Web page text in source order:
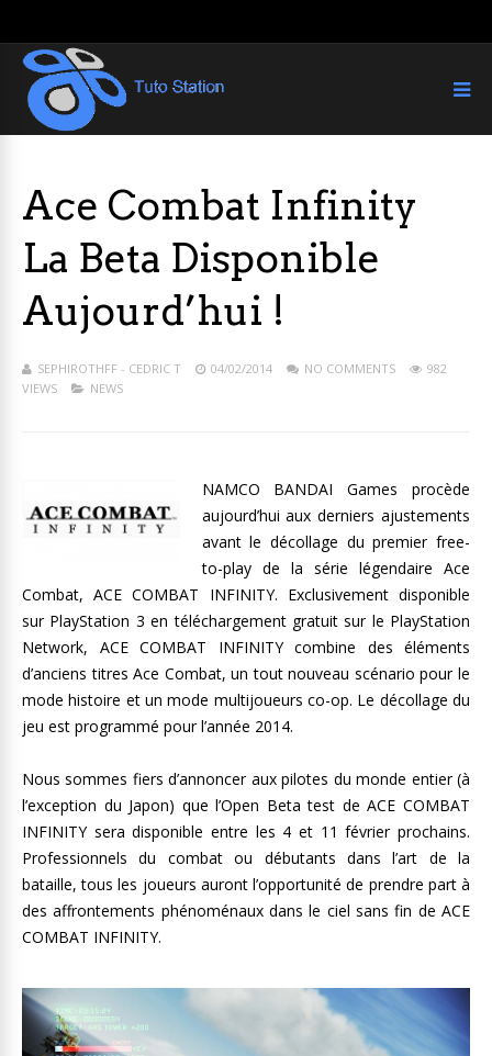
Ace Combat Infinity
La Beta Disponible
Aujourd’hui !
SEPHIROTHFF - CEDRIC T 04/02/2014 NO COMMENTS
982
VIEWS
NEWS
NAMCO BANDAI Games procède
aujourd’hui aux derniers ajustements
avant le décollage du premier free-
to-play de la série légendaire Ace
Combat, ACE COMBAT INFINITY. Exclusivement disponible
sur PlayStation 3 en téléchargement gratuit sur le PlayStation
Network, ACE COMBAT INFINITY combine des éléments
d’anciens titres Ace Combat, un tout nouveau scénario pour le
mode histoire et un mode multijoueurs co-op. Le décollage du
jeu est programmé pour l’année 2014.
Nous sommes fiers d’annoncer aux pilotes du monde entier (à
l’exception du Japon) que l’Open Beta test de ACE COMBAT
INFINITY sera disponible entre les 4 et 11 février prochains.
Professionnels du combat ou débutants dans l’art de la
bataille, tous les joueurs auront l’opportunité de prendre part à
des affrontements phénoménaux dans le ciel sans fin de ACE
COMBAT INFINITY.